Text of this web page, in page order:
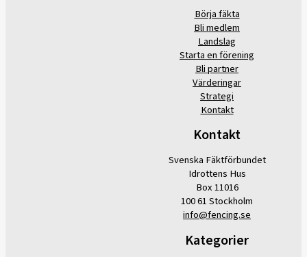
Börja fäkta
Bli medlem
Landslag
Starta en förening
Bli partner
Värderingar
Strategi
Kontakt
Kontakt
Svenska Fäktförbundet
Idrottens Hus
Box 11016
100 61 Stockholm
info@fencing.se
Kategorier